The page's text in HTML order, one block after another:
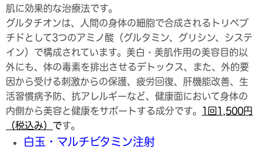
肌に効果的な治療法です。
グルタチオンは、人間の身体の細胞で合成されるトリペプ
チドとして3つのアミノ酸（グルタミン、グリシン、システ
イン）で構成されています。美白・美肌作用の美容目的以
外にも、体の毒素を排出させるデトックス、また、外的要
因から受ける刺激からの保護、疲労回復、肝機能改善、生
活習慣病予防、抗アレルギーなど、健康面において身体の
内側から美容と健康をサポートする成分です。 1 回1,500円
（税込み） です。
白玉・マルチビタミン注射